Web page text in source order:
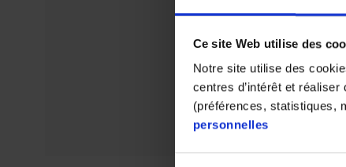
Ce site Web utilise des
Notre site utilise des
centres d’intérêt et
(préférences, statistiques,
personnelles